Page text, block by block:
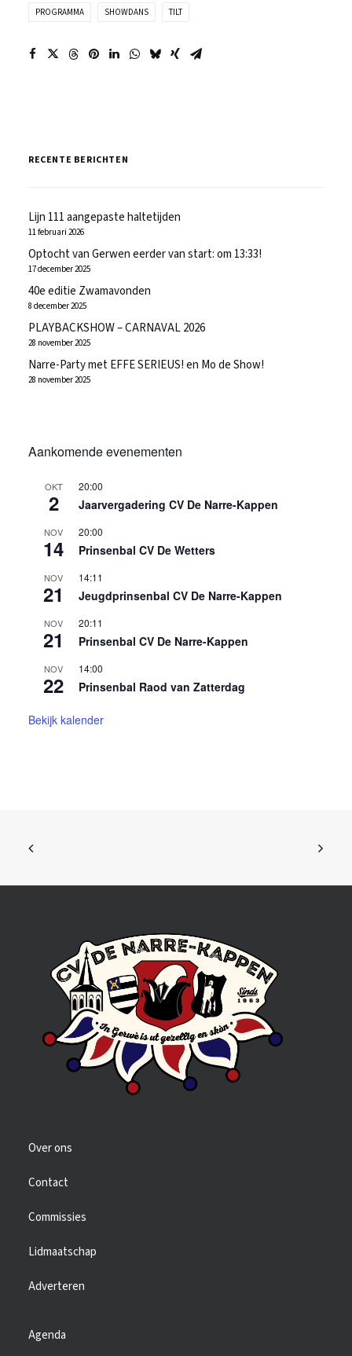
PROGRAMMA SHOWDANS TILT
RECENTE BERICHTEN
Lijn 111 aangepaste haltetijden
11 februari 2026
Optocht van Gerwen eerder van start: om 13:33!
17 december 2025
40e editie Zwamavonden
8 december 2025
PLAYBACKSHOW – CARNAVAL 2026
28 november 2025
Narre-Party met EFFE SERIEUS! en Mo de Show!
28 november 2025
Aankomende evenementen
OKT
2
20:00
Jaarvergadering CV De Narre-Kappen
NOV
14
20:00
Prinsenbal CV De Wetters
NOV
21
14:11
Jeugdprinsenbal CV De Narre-Kappen
NOV
21
20:11
Prinsenbal CV De Narre-Kappen
NOV
22
14:00
Prinsenbal Raod van Zatterdag
Bekijk kalender
Over ons
Contact
Commissies
Lidmaatschap
Adverteren
Agenda